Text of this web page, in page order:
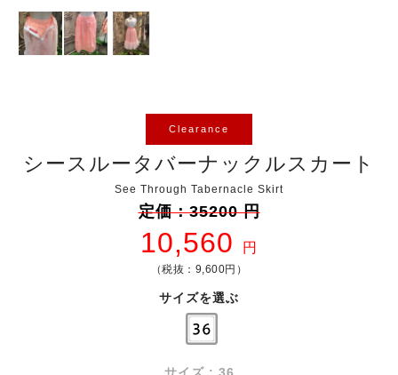
Clearance
シースルータバーナックルスカート
See Through Tabernacle Skirt
定価：35200 円
10,560 円
（税抜：9,600円）
サイズを選ぶ